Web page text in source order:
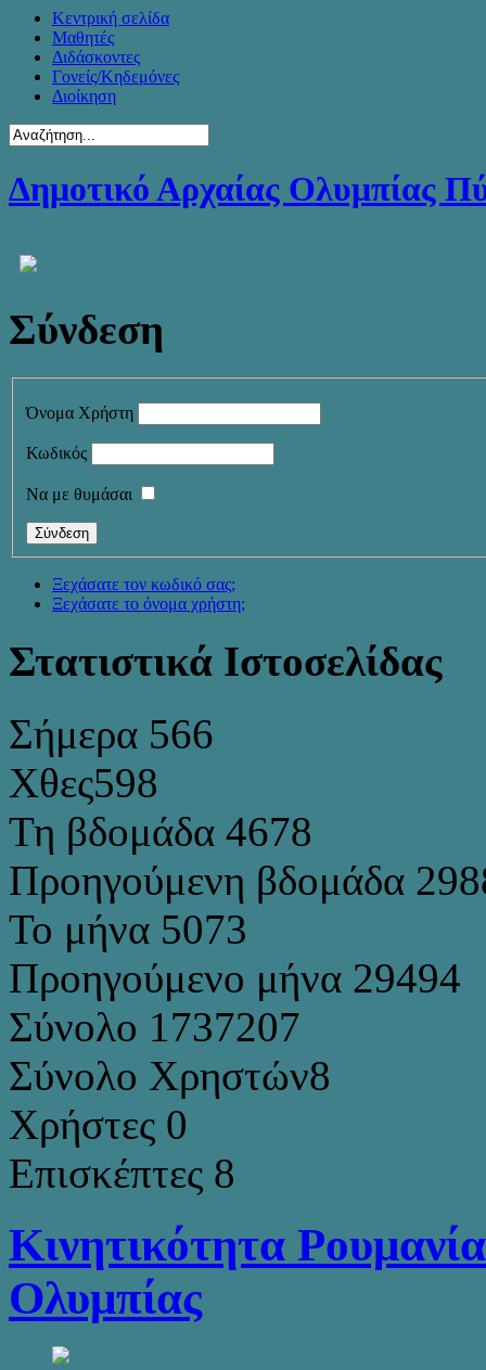
Κεντρική σελίδα
Μαθητές
Διδάσκοντες
Γονείς/Κηδεμόνες
Διοίκηση
Δημοτικό Αρχαίας Ολυμπίας
Σύνδεση
Όνομα Χρήστη
Κωδικός
Να με θυμάσαι
Ξεχάσατε τον κωδικό σας;
Ξεχάσατε το όνομα χρήστη;
Στατιστικά Ιστοσελίδας
Σήμερα 566
Χθες598
Τη βδομάδα 4678
Προηγούμενη βδομάδα
Το μήνα 5073
Προηγούμενο μήνα 29494
Σύνολο 1737207
Σύνολο Χρηστών8
Χρήστες 0
Επισκέπτες 8
Κινητικότητα
Ολυμπίας